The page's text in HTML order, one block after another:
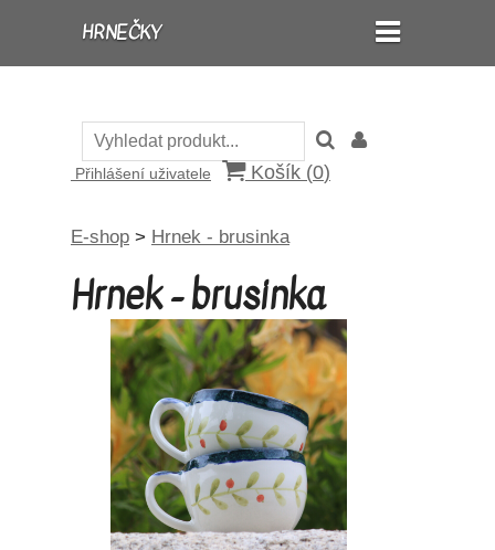
HRNEČKY
Přihlášení uživatele Košík (0)
E-shop > Hrnek - brusinka
Hrnek - brusinka